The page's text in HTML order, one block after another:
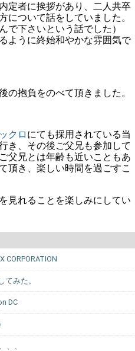
定者に挨拶があり、二人共卒
について話をしていました。
で下さいという話でした）
ように終始和やかな雰囲気で
の抱負をのべて頂きました。
クロ にても採用されている当
き、その後ご父兄も参加して
父兄とは年齢も近いこともあ
頂き、楽しい時間を過ごすこ
見れることを楽しみにしてい
CORPORATION
みた。
DC
、、